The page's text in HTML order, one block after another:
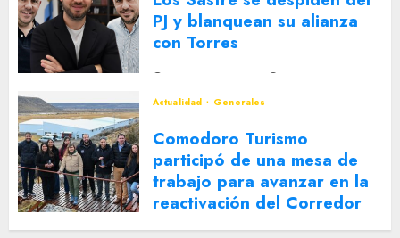
PJ y blanquean su alianza
con Torres
Actualidad
Generales
Comodoro Turismo
participó de una mesa de
trabajo para avanzar en la
reactivación del Corredor
Turístico Integrado